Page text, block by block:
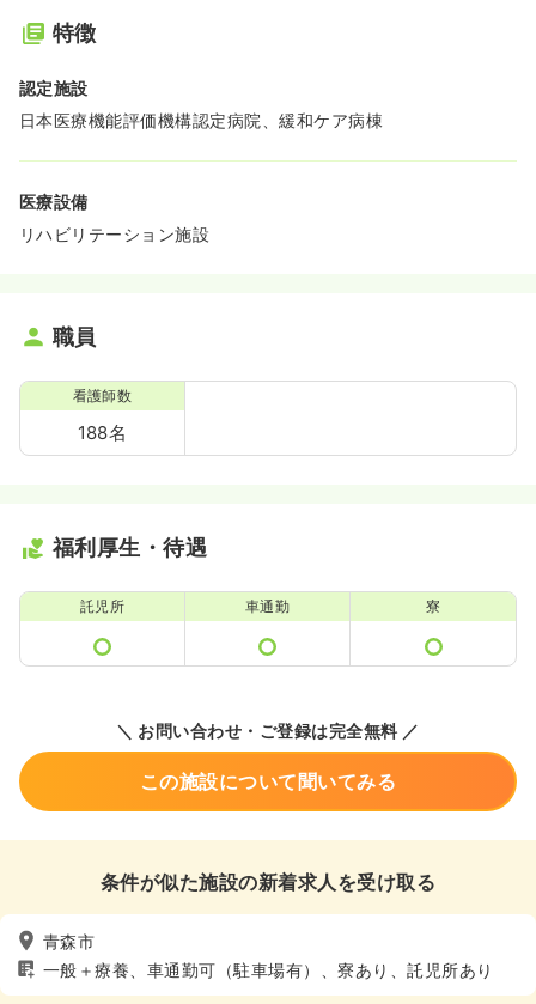
特徴
認定施設
日本医療機能評価機構認定病院、緩和ケア病棟
医療設備
リハビリテーション施設
職員
看護師数
188名
福利厚生・待遇
託児所 車通勤 寮
＼ お問い合わせ・ご登録は完全無料 ／
この施設について聞いてみる
条件が似た施設の新着求人を受け取る
青森市
一般＋療養、車通勤可（駐車場有）、寮あり、託児所あり